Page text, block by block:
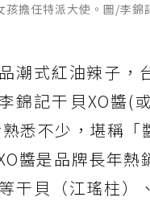
孩擔任特派大使。圖/李錦
潮式紅油辣子，
錦記干貝XO醬(
悉不少，堪稱「
醬是品牌長年熱
干貝（江瑤柱）